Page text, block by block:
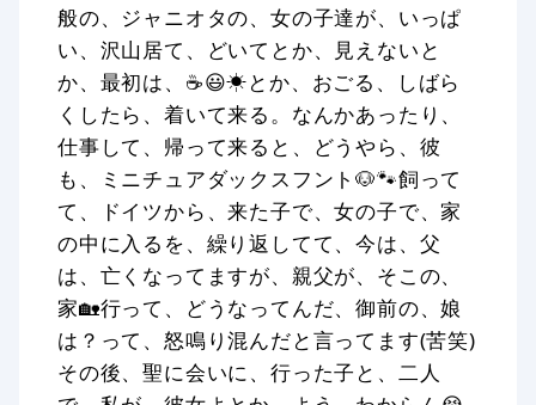
般の、ジャニオタの、女の子達が、いっぱ
い、沢山居て、どいてとか、見えないと
か、最初は、☕😃☀とか、おごる、しばら
くしたら、着いて来る。なんかあったり、
仕事して、帰って来ると、どうやら、彼
も、ミニチュアダックスフント🐶🐾飼って
て、ドイツから、来た子で、女の子で、家
の中に入るを、繰り返してて、今は、父
は、亡くなってますが、親父が、そこの、
家🏡行って、どうなってんだ、御前の、娘
は？って、怒鳴り混んだと言ってます(苦笑)
その後、聖に会いに、行った子と、二人